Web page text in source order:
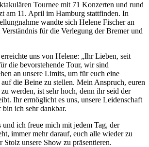
Tournee mit 71 Konzerten und rund
am 11. April im Hamburg stattfinden. In
wandte sich Helene Fischer an
für die Verlegung der Bremer und
uns von Helene: „Ihr Lieben, seit
die bevorstehende Tour, wir sind
an unsere Limits, um für euch eine
die Beine zu stellen. Mein Anspruch, euren
werden, ist sehr hoch, denn ihr seid der
Ihr ermöglicht es uns, unsere Leidenschaft
bin ich sehr dankbar.
und ich freue mich mit jedem Tag, der
immer mehr darauf, euch alle wieder zu
Stolz unsere Show zu präsentieren.